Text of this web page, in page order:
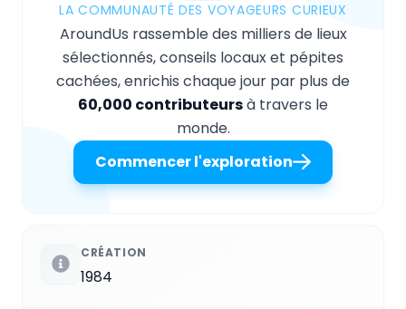
LA COMMUNAUTÉ DES VOYAGEURS CURIEUX
AroundUs rassemble des milliers de lieux
sélectionnés, conseils locaux et pépites
cachées, enrichis chaque jour par plus de
60,000 contributeursà travers le
monde.
Commencer l'exploration
CRÉATION
1984